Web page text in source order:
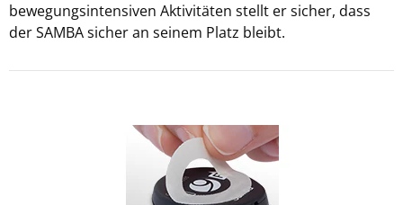
bewegungsintensiven Aktivitäten stellt er sicher, dass
der SAMBA sicher an seinem Platz bleibt.